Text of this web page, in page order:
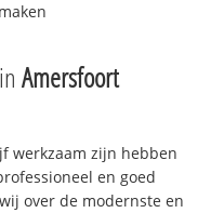
Amersfoort
werkzaam zijn hebben
en goed
over de modernste en